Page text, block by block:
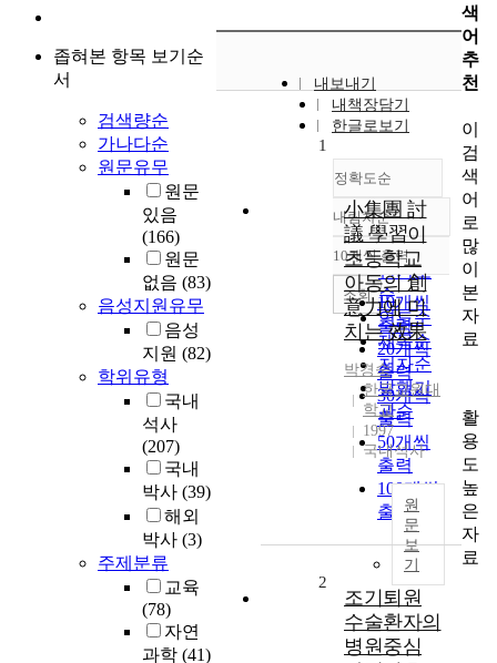
좁혀본 항목 보기순
서
검색량순
가나다순
원문유무
원문
있음
(166)
원문
없음 (83)
음성지원유무
음성
지원 (82)
학위유형
국내
석사
(207)
국내
박사 (39)
해외
박사 (3)
주제분류
교육
(78)
자연
과학 (41)
내보내기
내책장담기
한글로보기
정확도순
정확도
순
인기도
순
연도순
제목순
저자순
발행기
관순
내림차순
내림차순
10개씩 출력
10개씩
출력
20개씩
출력
30개씩
출력
50개씩
출력
100개씩
출력
조회
1
小集團 討
議 學習이
초등학교
아동의 創
意力에 미
치는 效果
박경숙
한국교원대
학교
1997
국내석사
원
문
보
기
2
조기퇴원
수술환자의
병원중심
색
어
추
천
이
검
색
어
로
많
이
본
자
료
활
용
도
높
은
자
료